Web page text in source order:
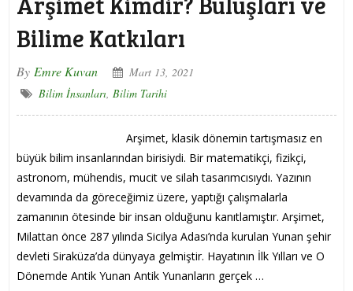
Bilime Katkıları
By Emre Kuvan
Mart 13, 2021
Bilim İnsanları, Bilim Tarihi
Arşimet, klasik dönemin tartışmasız en
büyük bilim insanlarından birisiydi. Bir matematikçi, fizikçi,
astronom, mühendis, mucit ve silah tasarımcısıydı. Yazının
devamında da göreceğimiz üzere, yaptığı çalışmalarla
zamanının ötesinde bir insan olduğunu kanıtlamıştır. Arşimet,
Milattan önce 287 yılında Sicilya Adası’nda kurulan Yunan şehir
devleti Siraküza’da dünyaya gelmiştir. Hayatının İlk Yılları ve O
Dönemde Antik Yunan Antik Yunanların gerçek …